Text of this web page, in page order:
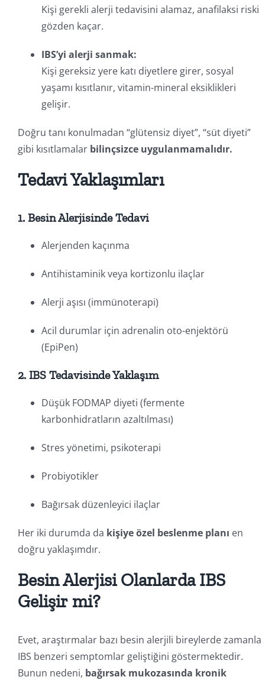
Kişi gerekli alerji tedavisini alamaz, anafilaksi riski
gözden kaçar.
IBS’yi alerji sanmak:
Kişi gereksiz yere katı diyetlere girer, sosyal
yaşamı kısıtlanır, vitamin-mineral eksiklikleri
gelişir.
Doğru tanı konulmadan “glütensiz diyet”, “süt diyeti”
gibi kısıtlamalar bilinçsizce uygulanmamalıdır.
Tedavi Yaklaşımları
1. Besin Alerjisinde Tedavi
Alerjenden kaçınma
Antihistaminik veya kortizonlu ilaçlar
Alerji aşısı (immünoterapi)
Acil durumlar için adrenalin oto-enjektörü
(EpiPen)
2. IBS Tedavisinde Yaklaşım
Düşük FODMAP diyeti (fermente
karbonhidratların azaltılması)
Stres yönetimi, psikoterapi
Probiyotikler
Bağırsak düzenleyici ilaçlar
Her iki durumda da kişiye özel beslenme planı en
doğru yaklaşımdır.
Besin Alerjisi Olanlarda IBS
Gelişir mi?
Evet, araştırmalar bazı besin alerjili bireylerde zamanla
IBS benzeri semptomlar geliştiğini göstermektedir.
Bunun nedeni, bağırsak mukozasında kronik